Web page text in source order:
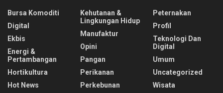
Bursa Komoditi
Digital
Ekbis
Energi &
Pertambangan
Hortikultura
Hot News
Kehutanan &
Lingkungan Hidup
Manufaktur
Opini
Pangan
Perikanan
Perkebunan
Peternakan
Profil
Teknologi Dan
Digital
Umum
Uncategorized
Wisata